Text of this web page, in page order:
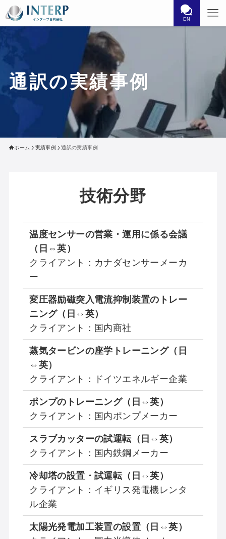
EN
通訳の実績事例
ホーム 実績事例 通訳の実績事例
技術分野
温度センサーの営業・運用に係る会議
（日⇔英）
クライアント：カナダセンサーメーカ
ー
変圧器励磁突入電流抑制装置のトレー
ニング（日⇔英）
クライアント：国内商社
蒸気タービンの座学トレーニング（日
⇔英）
クライアント：ドイツエネルギー企業
ポンプのトレーニング（日⇔英）
クライアント：国内ポンプメーカー
スラブカッターの試運転（日⇔英）
クライアント：国内鉄鋼メーカー
冷却塔の設置・試運転（日⇔英）
クライアント：イギリス発電機レンタ
ル企業
太陽光発電加工装置の設置（日⇔英）